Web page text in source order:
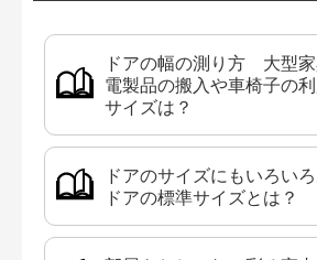
ドアの幅の測り方 大型
電製品の搬入や車椅子の
サイズは？
ドアのサイズにもいろい
ドアの標準サイズとは？